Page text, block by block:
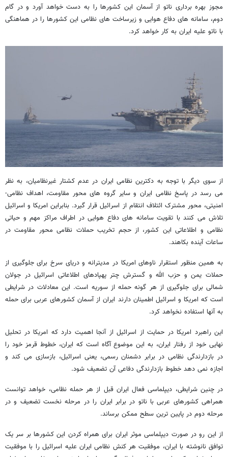
مجوز بهره برداری ناتو از آسمان این کشورها را به دست خواهد آورد و در گام
دوم، سامانه های دفاع هوایی و زیرساخت های نظامی این کشورها را در هماهنگی
با ناتو علیه ایران به کار خواهد کرد.
از سوی دیگر با توجه به دکترین نظامی ایران در عدم کشتار غیرنظامیان، به نظر
می رسد در پاسخ نظامی ایران و سایر گروه های محور مقاومت، اهداف نظامی-
امنیتی، محور مشترک ائتلاف انتقام از اسرائیل قرار گیرد. بنابراین امریکا و اسرائیل
تلاش می کنند با تقویت سامانه های دفاع هوایی در اطراف مراکز مهم و حیاتی
نظامی و اطلاعاتی این کشور، از حجم تخریب حملات نظامی محور مقاومت در
ساعات آینده بکاهند.
به همین منظور استقرار ناوهای امریکا در مدیترانه و دریای سرخ برای جلوگیری از
حملات یمن و حزب الله و گسترش چتر پهپادهای اطلاعاتی اسرائیل در جولان
شمالی برای جلوگیری از هر گونه حمله از سوریه است. این معادلات در شرایطی
است که امریکا و اسرائیل اطمینان دارند ایران از آسمان کشورهای عربی برای حمله
به آنها استفاده نخواهد کرد.
این راهبرد امریکا در حمایت از اسرائیل از آنجا اهمیت دارد که امریکا در تحلیل
نهایی خود از رفتار ایران، به این موضوع آگاه است که ایران، خطوط قرمز خود را
در بازدارندگی نظامی در برابر دشمنان رسمی، یعنی اسرائیل، بازسازی می کند و
اجازه نمی دهد خطوط بازدارندگی دفاعی آن تضعیف شود.
در چنین شرایطی، دیپلماسی فعال ایران قبل از هر حمله نظامی، خواهد توانست
همراهی کشورهای عربی با ناتو در برابر ایران را در مرحله نخست تضعیف و در
مرحله دوم در پایین ترین سطح ممکن برساند.
از این رو در صورت دیپلماسی موثر ایران برای همراه کردن این کشورها بر سر یک
توافق نانوشته با ایران، موفقیت هر کنش نظامی ایران علیه اسرائیل را با موفقیت